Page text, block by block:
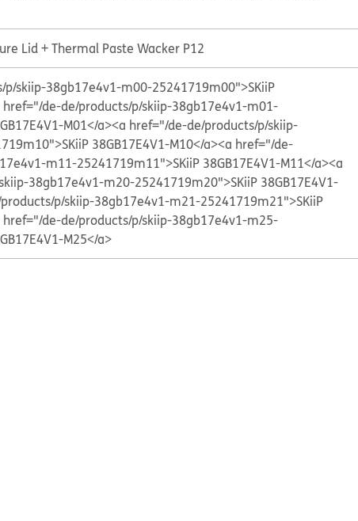
Lid + Thermal Paste Wacker P12
skiip-38gb17e4v1-m00-25241719m00">SKiiP
href="/de-de/products/p/skiip-38gb17e4v1-m01-
M01</a><a href="/de-de/products/p/skiip-
38GB17E4V1-M10</a><a href="/de-
m11-25241719m11">SKiiP 38GB17E4V1-M11</a><a
38gb17e4v1-m20-25241719m20">SKiiP 38GB17E4V1-
p/skiip-38gb17e4v1-m21-25241719m21">SKiiP
href="/de-de/products/p/skiip-38gb17e4v1-m25-
M25</a>